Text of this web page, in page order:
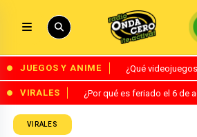
JUEGOS Y ANIME ¿Qué
VIRALES ¿Por qué es feriado el 6 de
VIRALES